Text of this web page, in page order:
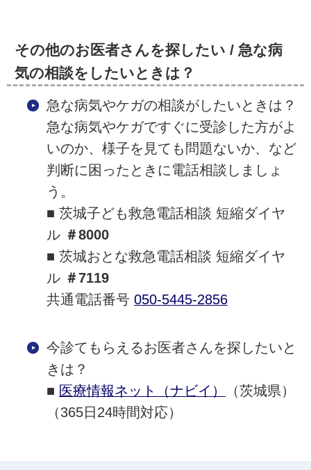
その他のお医者さんを探したい / 急な病
気の相談をしたいときは ？
急な病気やケガの相談がしたいときは？
急な病気やケガですぐに受診した方がよ
いのか、様子を見ても問題ないか、など
判断に困ったときに電話相談しましょ
う。
■ 茨城子ども救急電話相談 短縮ダイヤ
ル ＃8000
■ 茨城おとな救急電話相談 短縮ダイヤ
ル ＃7119
共通電話番号 050-5445-2856
今診てもらえるお医者さんを探したいと
きは？
■ 医療情報ネット（ナビイ）
（茨城県）
（365日24時間対応）